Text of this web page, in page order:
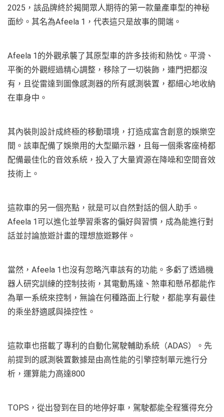
2025，該品牌終於揭開眾人期待的第一款量產車型的神秘
面紗。其名為Afeela 1，代表這只是故事的開端。
Afeela 1的外觀承襲了其原型車的許多技術和熱忱。平滑、
平衡的外觀經過精心調整，移除了一切裝飾，連門把都沒
有，且從雷達到圖像感測器的所有感測裝置，都細心地收納
在車身中。
其內裝則設計成終極的移動環境，打造成富含創意的娛樂空
間。該車配備了娛樂用的大型顯示器，且每一個乘客座椅都
配備最佳化的音效系統，投入了大量資源在降噪和空間音效
技術上。
這款車的另一個亮點，就是可以自然對話的個人助手。
Afeela 1可以進化並學習乘客的偏好與習慣，成為能進行對
話並討論旅遊計畫的理想旅遊夥伴。
當然，Afeela 1也沒有忽略汽車該有的功能。多虧了透過機
器人研究訓練的控制技術，其電動馬達、煞車和懸吊都能作
為單一系統來控制，無論在何種路面上行駛，都能享有最佳
的乘坐舒適感與操控性。
這款車也搭載了專利的自動化駕駛輔助系統（ADAS）。先
前提到的感測裝置數據是由高性能的引擎控制單元進行分
析，運算能力高達800
TOPS，從出發到在目的地停好車，駕駛都能全程獲得充分